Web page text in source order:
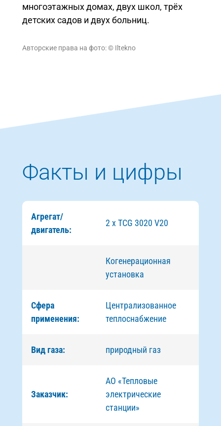
многоэтажных домах, двух школ, трёх
детских садов и двух больниц.
Авторские права на фото: © Iltekno
Факты и цифры
Агрегат/
двигатель:
2 x TCG 3020 V20
Когенерационная
установка
Сфера
применения:
Централизованное
теплоснабжение
Вид газа: природный газ
Заказчик:
АО «Тепловые
электрические
станции»